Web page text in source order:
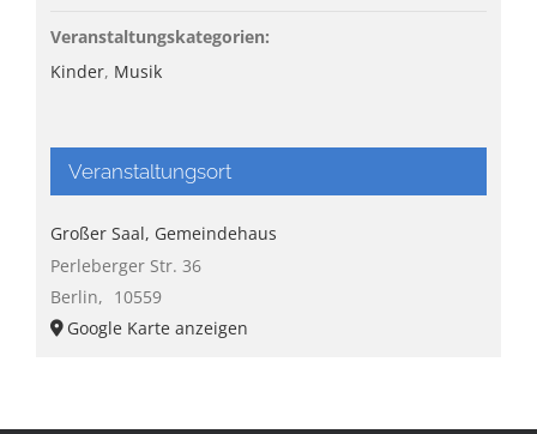
Veranstaltungskategorien:
Kinder, Musik
Veranstaltungsort
Großer Saal, Gemeindehaus
Perleberger Str. 36
Berlin, 10559
Google Karte anzeigen